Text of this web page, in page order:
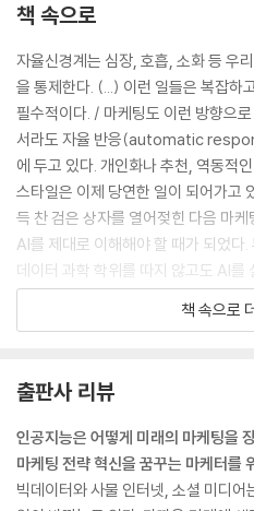
매장 내 경험
전화
온사이트 경험: 웹 분석
머천다이징
거래 성사
다시 처음으로: 귀인
6장 _ 고객 유지를 위한 AI
나날이 커져가는 고객의 기대
유지와 이탈
예측형 고객 서비스
7장 _ AI 마케팅 플랫폼
추가로 소개할 만한 AI
기초부터 살펴보는 마케팅 도구
책 속으로
자율신경계는 심장, 호흡, 소화 등 우
을 통제한다. (...) 이런 일들은 복잡하
필수적이다. / 마케팅도 이런 방향으
서라도 자율 반응(automatic
에 두고 있다. 개인화나 추천, 역동적
스타일은 이제 당연한 일이 되어가고
득 찬 검은 상자를 열어젖힌 다음 마
AI를 제대로 이해해야 할 때가 되었다
데이터 과학 학위를 따지 않고도 AI를
AI에 익숙해져야 한다. (29쪽)
기계는 이런 기준을 사용해 잠재 고객
살펴보고 당신이 공략해야 할 고객이
은 기계가 찾아낸 결과물을 보고 “그
고양이야”라고 말할 수 있다. 혹은,
운 이름을 알려주는 방법을 통해 기계
책 속으로
출판사 리뷰
인공지능은 어떻게 미래의 마케팅을
마케팅 전략 혁신을 꿈꾸는 마케터를
빅데이터와 사물 인터넷, 소셜 미디